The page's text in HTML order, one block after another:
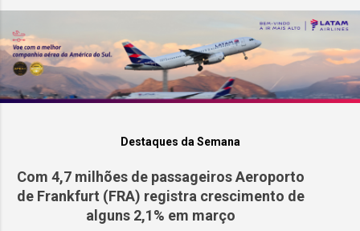
Destaques da Semana
Com 4,7 milhões de passageiros Aeroporto
de Frankfurt (FRA) registra crescimento de
alguns 2,1% em março